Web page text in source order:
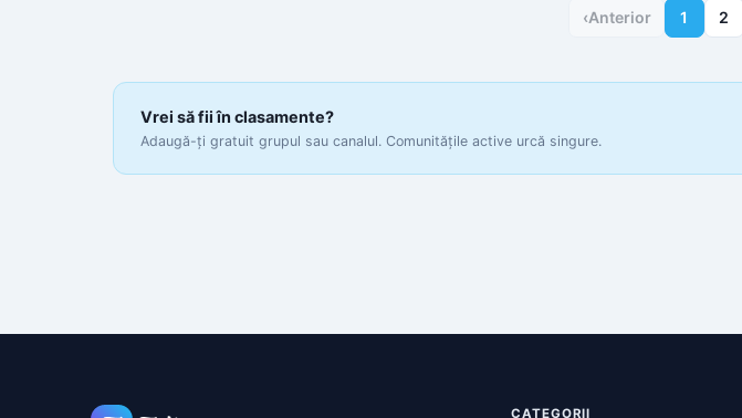
‹Anterior 1 2
Vrei să fii în clasamente?
Adaugă-ți gratuit grupul sau canalul. Comunitățile active urcă singure.
CATEGORII